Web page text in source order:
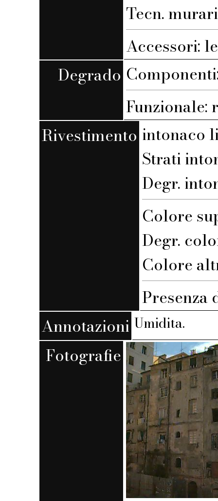
Tecn.
Accessori:
Degrado
Funzionale:
Rivestimento intonaco
Strati
Degr.
Colore
Degr.
Colore
Presenza
Annotazioni Umidita.
Fotografie